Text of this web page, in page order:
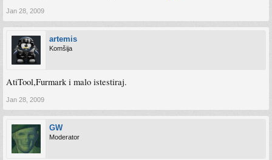
Jan 28, 2009
artemis
Komšija
AtiTool,Furmark i malo istestiraj.
Jan 28, 2009
GW
Moderator